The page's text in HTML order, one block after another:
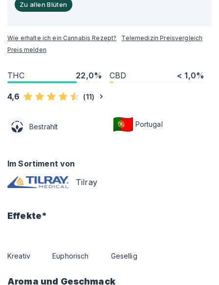
Zu allen Blüten
Wie erhalte ich ein Cannabis Rezept?
Telemedizin Preisvergleich
Preis melden
THC 22,0% CBD < 1,0%
4,6 (11)
Bestrahlt Portugal
Im Sortiment von
Tilray
Effekte*
Kreativ Euphorisch Gesellig
Aroma und Geschmack